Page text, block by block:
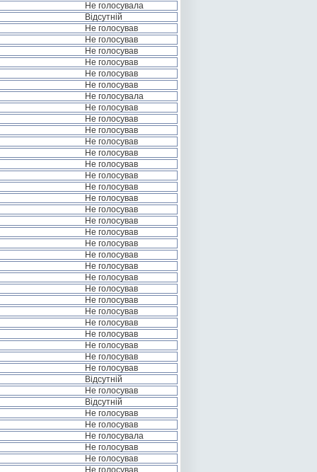
Не голосувала
Відсутній
Не голосував
Не голосував
Не голосував
Не голосував
Не голосував
Не голосував
Не голосувала
Не голосував
Не голосував
Не голосував
Не голосував
Не голосував
Не голосував
Не голосував
Не голосував
Не голосував
Не голосував
Не голосував
Не голосував
Не голосував
Не голосував
Не голосував
Не голосував
Не голосував
Не голосував
Не голосував
Не голосував
Не голосував
Не голосував
Не голосував
Не голосував
Відсутній
Не голосував
Відсутній
Не голосував
Не голосував
Не голосувала
Не голосував
Не голосував
Не голосував